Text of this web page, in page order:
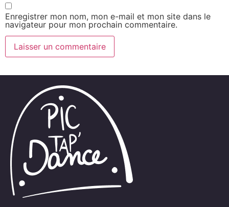
Enregistrer mon nom, mon e-mail et mon site dans le
navigateur pour mon prochain commentaire.